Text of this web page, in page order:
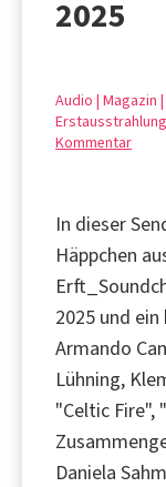
2025
Audio | Magazin
Kommentar
In dieser
Häppchen
2025 und
Armando
Lühning,
"Celtic Fire",
Daniela